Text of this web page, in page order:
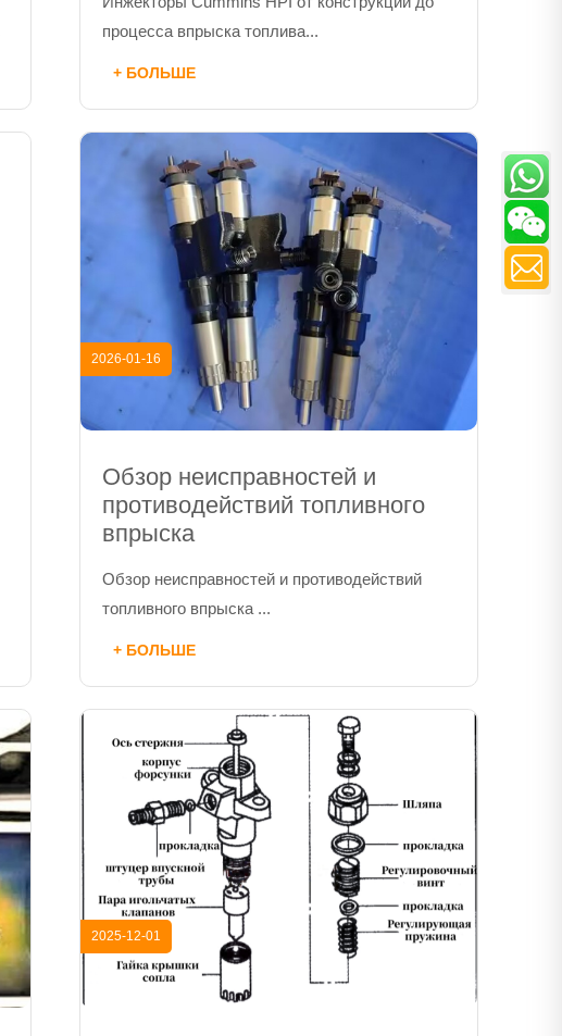
процесса впрыска топлива...
+ БОЛЬШЕ
2026-01-16
Обзор неисправностей и
противодействий топливного
впрыска
Обзор неисправностей и противодействий
топливного впрыска ...
+ БОЛЬШЕ
2025-12-01